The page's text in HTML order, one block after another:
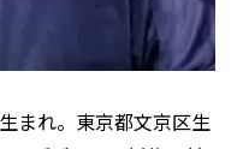
まれ。東京都文京区生